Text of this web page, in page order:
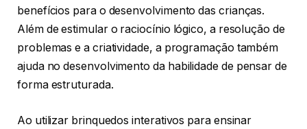
benefícios para o desenvolvimento das crianças.
Além de estimular o raciocínio lógico, a resolução de
problemas e a criatividade, a programação também
ajuda no desenvolvimento da habilidade de pensar de
forma estruturada.
Ao utilizar brinquedos interativos para ensinar